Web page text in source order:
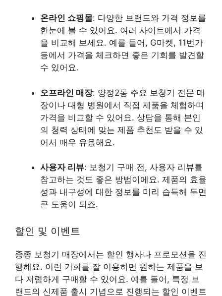
온라인 쇼핑몰: 다양한 브랜드와 가격 정보를
한눈에 볼 수 있어요. 여러 사이트에서 가격
을 비교해 보세요. 예를 들어, G마켓, 11번가
등에서 가격을 체크하면 좋은 기회를 발견할
수 있어요.
오프라인 매장: 양정2동 주요 보청기 전문 매
장이나 대형 병원에서 직접 제품을 체험하며
가격을 비교할 수 있어요. 상담을 통해 본인
의 청력 상태에 맞는 제품 추천도 받을 수 있
어서 매우 유용해요.
사용자 리뷰: 보청기 구매 전, 사용자 리뷰를
참고하는 것도 좋은 방법이에요. 제품의 효율
성과 내구성에 대한 정보를 미리 습득해 두면
큰 도움이 되죠.
할인 및 이벤트
종종 보청기 매장에서는 할인 행사나 프로모션을 진
행해요. 이런 기회를 잘 이용하면 원하는 제품을 보
다 저렴하게 구매할 수 있어요. 예를 들어, 특정 브
랜드의 신제품 출시 기념으로 진행되는 할인 이벤트